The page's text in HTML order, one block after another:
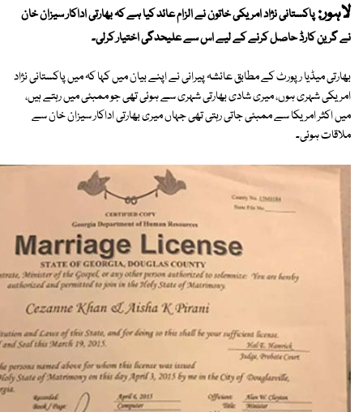
لاہور:پاکستانی نژاد امریکی خاتون نے الزام عائد کیا ہے کہ بھارتی اداکار سیزان خان
نے گرین کارڈ حاصل کرنے کے لیے اس سے علیحدگی اختیار کرلی۔
بھارتی میڈیا رپورٹ کے مطابق عائشہ پیرانی نے اپنے بیان میں کہا کہ میں پاکستانی نژاد
امریکی شہری ہوں، میری شادی بھارتی شہری سے ہوئی تھی جو ممبئی میں رہتے ہیں،
میں اکثر امریکا سے ممبئی جاتی رہتی تھی جہاں میری بھارتی اداکار سیزان خان سے
ملاقات ہوئی۔